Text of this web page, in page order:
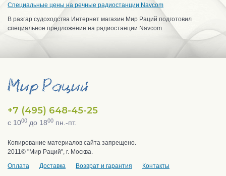
Специальные цены на речные радиостанции Navcom
В разгар судоходства Интернет магазин Мир Раций подготовил
специальное предложение на радиостанции Navcom
+7 (495) 648-45-25
с 1000 до 1800 пн.-пт.
Копирование материалов сайта запрещено.
2011© "Мир Раций", г. Москва.
Оплата
Доставка Возврат и гарантия Контакты